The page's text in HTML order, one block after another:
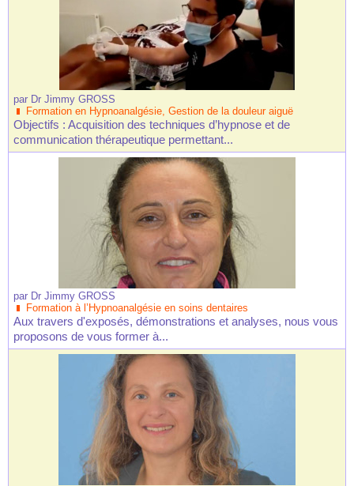
par Dr Jimmy GROSS
Formation en Hypnoanalgésie, Gestion de la douleur aiguë
Objectifs : Acquisition des techniques d’hypnose et de
communication thérapeutique permettant...
par Dr Jimmy GROSS
Formation à l’Hypnoanalgésie en soins dentaires
Aux travers d'exposés, démonstrations et analyses, nous vous
proposons de vous former à...